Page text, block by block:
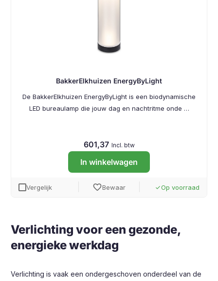
BakkerElkhuizen EnergyByLight
De BakkerElkhuizen EnergyByLight is een biodynamische
LED bureaulamp die jouw dag en nachtritme onde …
601,37 Incl. btw
In winkelwagen
Vergelijk favoriteBewaar doneOp voorraad
Verlichting voor een gezonde,
energieke werkdag
Verlichting is vaak een ondergeschoven onderdeel van de